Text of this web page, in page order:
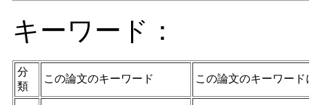
キーワード：
分
類
この論文のキーワード この論文のキーワー